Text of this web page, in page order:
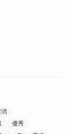
消
優秀